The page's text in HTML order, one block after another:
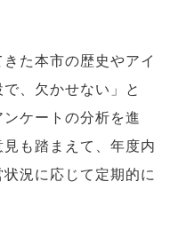
た本市の歴史やアイ
、欠かせない」と
ケートの分析を進
も踏まえて、年度内
況に応じて定期的に